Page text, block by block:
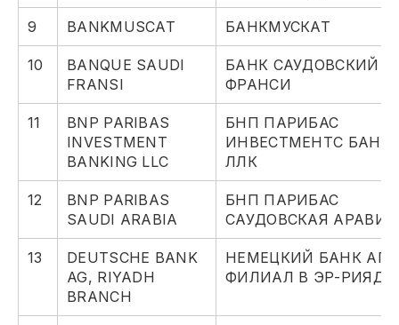
9 BANKMUSCAT БАНКМУСКАТ
10
BANQUE SAUDI
FRANSI
БАНК САУДОВСКИЙ
ФРАНСИ
11
BNP PARIBAS
INVESTMENT
BANKING LLC
БНП ПАРИБАС
ИНВЕСТМЕНТС
ЛЛК
12
BNP PARIBAS
SAUDI ARABIA
БНП ПАРИБАС
САУДОВСКАЯ АРАВИЯ
13
DEUTSCHE BANK
AG, RIYADH
BRANCH
НЕМЕЦКИЙ БАНК АГ,
ФИЛИАЛ В ЭР-РИЯДЕ